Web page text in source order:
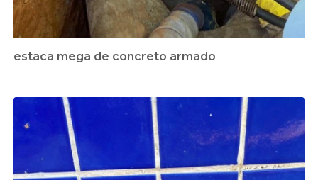
estaca mega de concreto armado